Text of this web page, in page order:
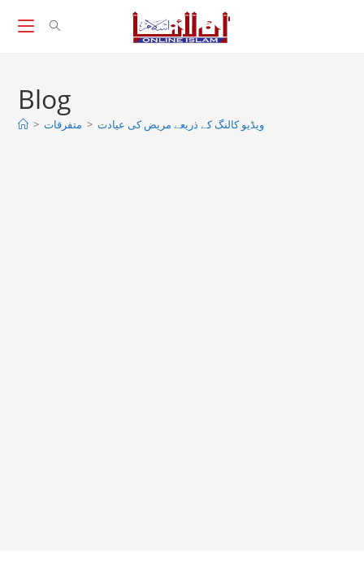
Blog
> متفرقات > ویڈیو کالنگ کے ذریعے مریض کی عیادت